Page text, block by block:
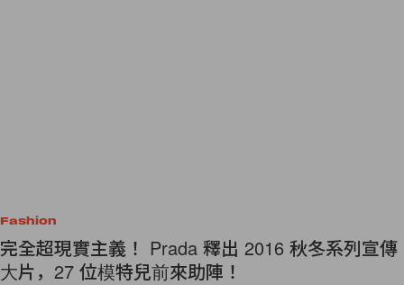
Fashion
完全超現實主義！ Prada 釋出 2016 秋冬系列宣傳
大片，27 位模特兒前來助陣！